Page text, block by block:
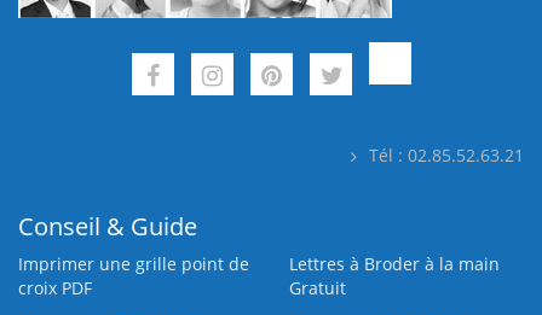
Tél : 02.85.52.63.21
Conseil & Guide
Imprimer une grille point de
croix PDF
Lettres à Broder à la main
Gratuit